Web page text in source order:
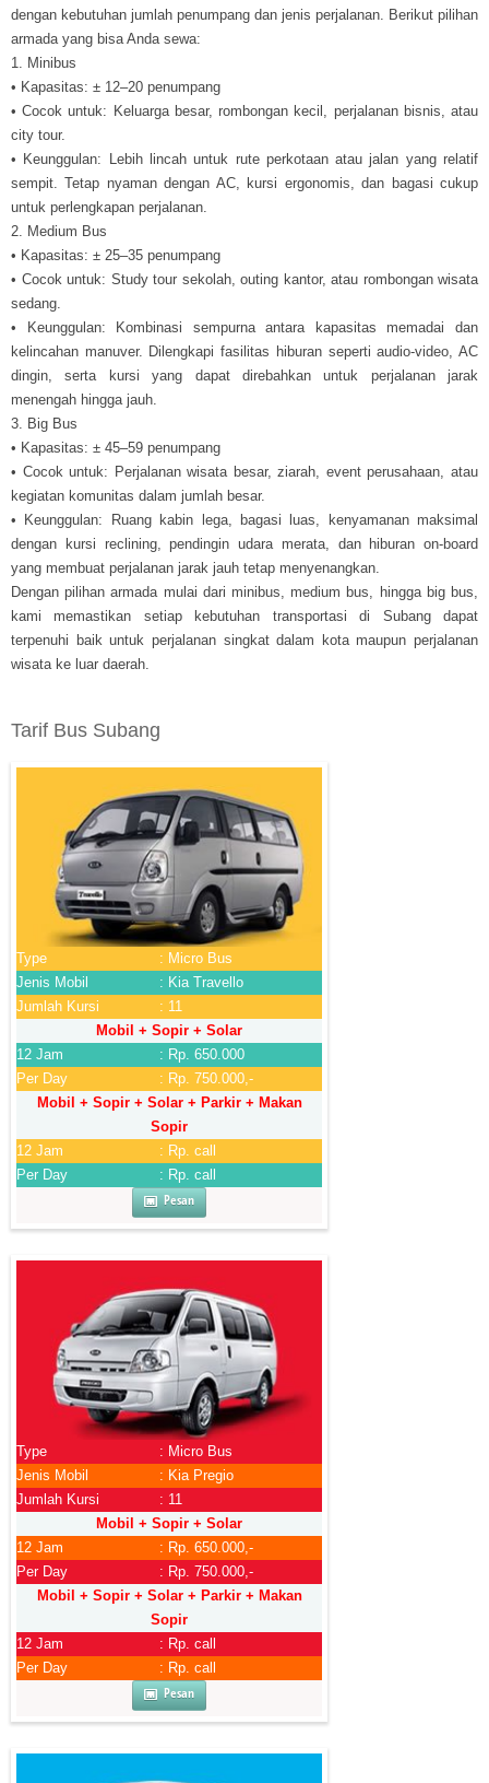
dengan kebutuhan jumlah penumpang dan jenis perjalanan. Berikut pilihan
armada yang bisa Anda sewa:
1. Minibus
• Kapasitas: ± 12–20 penumpang
• Cocok untuk: Keluarga besar, rombongan kecil, perjalanan bisnis, atau
city tour.
• Keunggulan: Lebih lincah untuk rute perkotaan atau jalan yang relatif
sempit. Tetap nyaman dengan AC, kursi ergonomis, dan bagasi cukup
untuk perlengkapan perjalanan.
2. Medium Bus
• Kapasitas: ± 25–35 penumpang
• Cocok untuk: Study tour sekolah, outing kantor, atau rombongan wisata
sedang.
• Keunggulan: Kombinasi sempurna antara kapasitas memadai dan
kelincahan manuver. Dilengkapi fasilitas hiburan seperti audio-video, AC
dingin, serta kursi yang dapat direbahkan untuk perjalanan jarak
menengah hingga jauh.
3. Big Bus
• Kapasitas: ± 45–59 penumpang
• Cocok untuk: Perjalanan wisata besar, ziarah, event perusahaan, atau
kegiatan komunitas dalam jumlah besar.
• Keunggulan: Ruang kabin lega, bagasi luas, kenyamanan maksimal
dengan kursi reclining, pendingin udara merata, dan hiburan on-board
yang membuat perjalanan jarak jauh tetap menyenangkan.
Dengan pilihan armada mulai dari minibus, medium bus, hingga big bus,
kami memastikan setiap kebutuhan transportasi di Subang dapat
terpenuhi baik untuk perjalanan singkat dalam kota maupun perjalanan
wisata ke luar daerah.
Tarif Bus Subang
Type
: Micro Bus
Jenis Mobil
: Kia Travello
Jumlah Kursi
: 11
Mobil + Sopir + Solar
12 Jam
: Rp. 650.000
Per Day
: Rp. 750.000,-
Mobil + Sopir + Solar + Parkir + Makan
Sopir
12 Jam
: Rp. call
Per Day
: Rp. call
Pesan
Type
: Micro Bus
Jenis Mobil
: Kia Pregio
Jumlah Kursi
: 11
Mobil + Sopir + Solar
12 Jam
: Rp. 650.000,-
Per Day
: Rp. 750.000,-
Mobil + Sopir + Solar + Parkir + Makan
Sopir
12 Jam
: Rp. call
Per Day
: Rp. call
Pesan